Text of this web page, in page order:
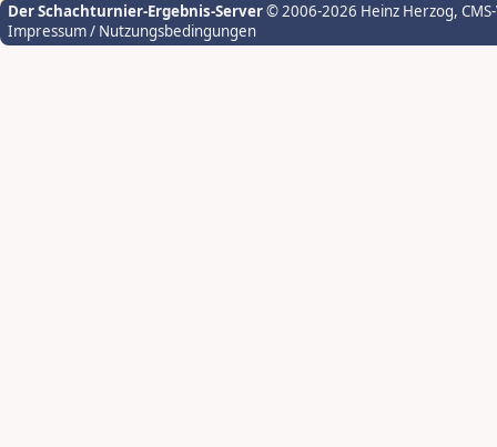
Der Schachturnier-Ergebnis-Server© 2006-2026 Heinz Herzog,
Impressum / Nutzungsbedingungen